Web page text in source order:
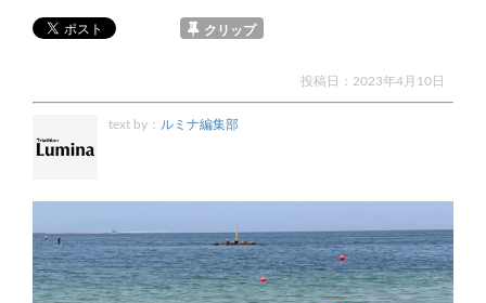
クリップ
投稿日： 2023年4月10日
text by： ルミナ編集部